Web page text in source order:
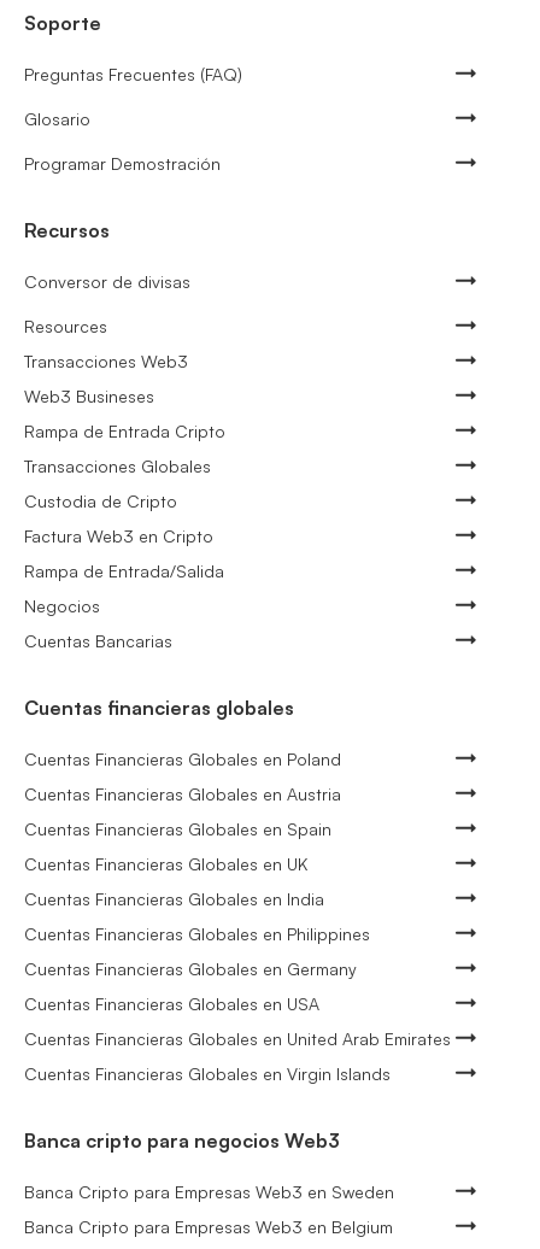
Soporte
Preguntas Frecuentes (FAQ)
Glosario
Programar Demostración
Recursos
Conversor de divisas
Resources
Transacciones Web3
Web3 Busineses
Rampa de Entrada Cripto
Transacciones Globales
Custodia de Cripto
Factura Web3 en Cripto
Rampa de Entrada/Salida
Negocios
Cuentas Bancarias
Cuentas financieras globales
Cuentas Financieras Globales en Poland
Cuentas Financieras Globales en Austria
Cuentas Financieras Globales en Spain
Cuentas Financieras Globales en UK
Cuentas Financieras Globales en India
Cuentas Financieras Globales en Philippines
Cuentas Financieras Globales en Germany
Cuentas Financieras Globales en USA
Cuentas Financieras Globales en United Arab Emirates
Cuentas Financieras Globales en Virgin Islands
Banca cripto para negocios Web3
Banca Cripto para Empresas Web3 en Sweden
Banca Cripto para Empresas Web3 en Belgium